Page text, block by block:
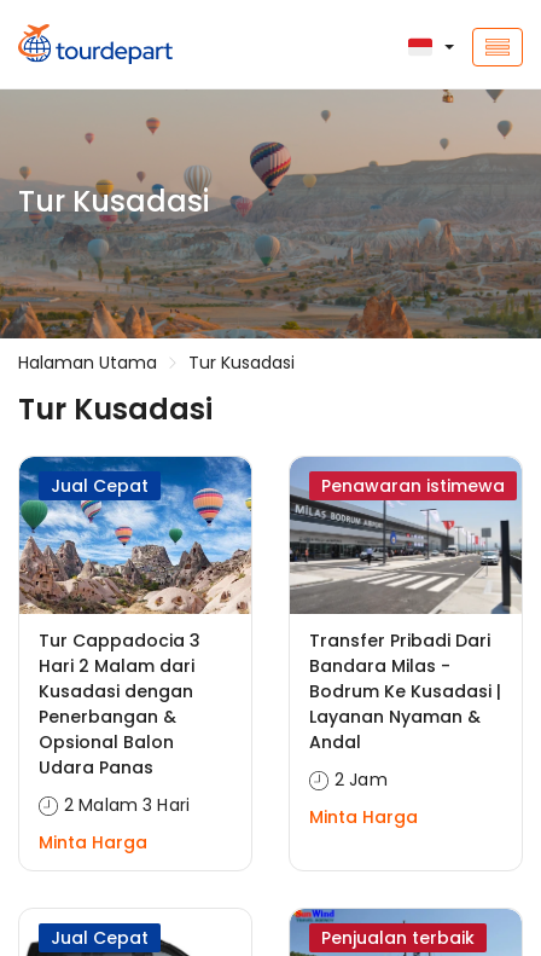
Tur Kusadasi
Halaman Utama Tur Kusadasi
Tur Kusadasi
Jual Cepat
Tur Cappadocia 3
Hari 2 Malam dari
Kusadasi dengan
Penerbangan &
Opsional Balon
Udara Panas
2 Malam 3 Hari
Minta Harga
Penawaran istimewa
Transfer Pribadi Dari
Bandara Milas -
Bodrum Ke Kusadasi |
Layanan Nyaman &
Andal
2 Jam
Minta Harga
Jual Cepat Penjualan terbaik